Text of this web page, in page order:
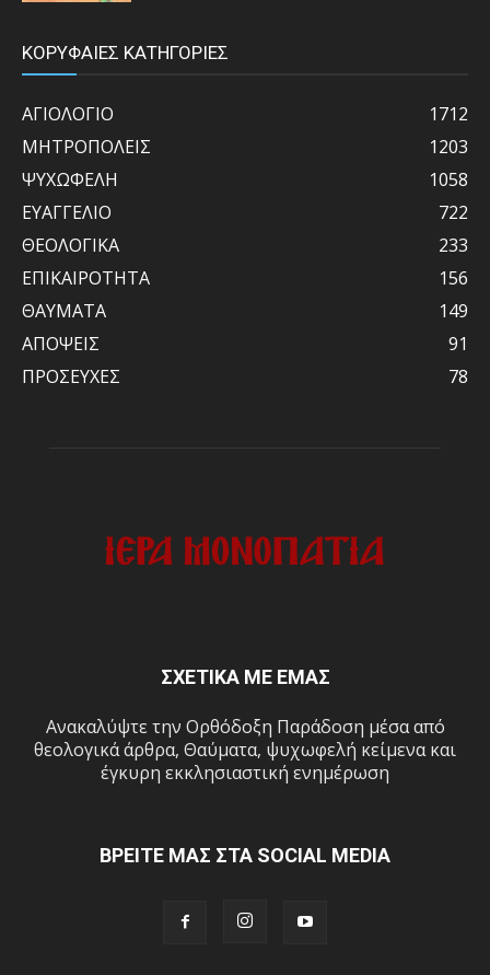
ΚΟΡΥΦΑΙΕΣ ΚΑΤΗΓΟΡΙΕΣ
ΑΓΙΟΛΟΓΙΟ
1712
ΜΗΤΡΟΠΟΛΕΙΣ
1203
ΨΥΧΩΦΕΛΗ
1058
ΕΥΑΓΓΕΛΙΟ
722
ΘΕΟΛΟΓΙΚΑ
233
ΕΠΙΚΑΙΡΟΤΗΤΑ
156
ΘΑΥΜΑΤΑ
149
ΑΠΟΨΕΙΣ
91
ΠΡΟΣΕΥΧΕΣ
78
ΣΧΕΤΙΚΑ ΜΕ ΕΜΑΣ
Ανακαλύψτε την Ορθόδοξη Παράδοση μέσα από
θεολογικά άρθρα, Θαύματα, ψυχωφελή κείμενα και
έγκυρη εκκλησιαστική ενημέρωση
ΒΡΕΙΤΕ ΜΑΣ ΣΤΑ SOCIAL MEDIA